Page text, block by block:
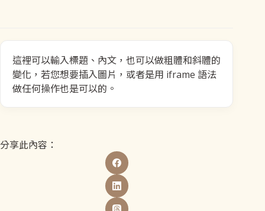
這裡可以輸入標題、內文，也可以做粗體和斜體的
變化，若您想要插入圖片，或者是用 iframe 語法
做任何操作也是可以的。
分享此內容：